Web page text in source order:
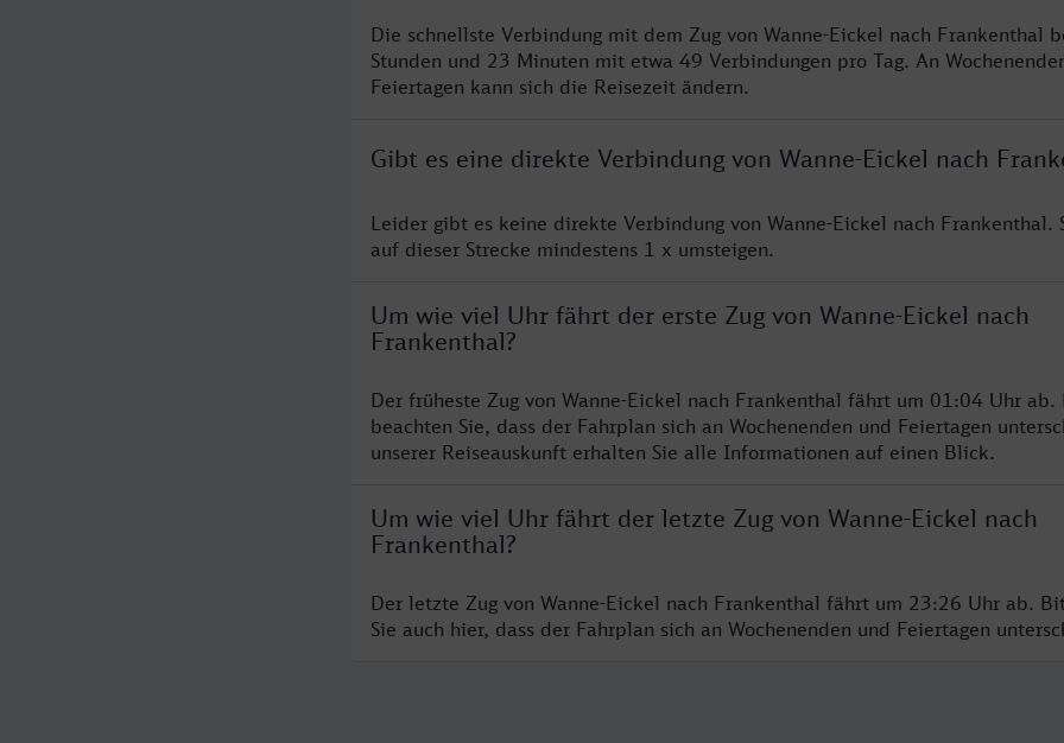
Die schnellste Verbindung mit dem Zug von Wanne-Eickel nach Frankenthal
Stunden und 23 Minuten mit etwa 49 Verbindungen pro Tag. An
Feiertagen kann sich die Reisezeit ändern.
Gibt es eine direkte Verbindung von Wanne-Eickel nach
Leider gibt es keine direkte Verbindung von Wanne-Eickel nach Frankenthal.
auf dieser Strecke mindestens 1 x umsteigen.
Um wie viel Uhr fährt der erste Zug von Wanne-Eickel nach
Frankenthal?
Der früheste Zug von Wanne-Eickel nach Frankenthal fährt um 01:04 Uhr ab.
beachten Sie, dass der Fahrplan sich an Wochenenden und Feiertagen
unserer Reiseauskunft erhalten Sie alle Informationen auf einen Blick.
Um wie viel Uhr fährt der letzte Zug von Wanne-Eickel nach
Frankenthal?
Der letzte Zug von Wanne-Eickel nach Frankenthal fährt um 23:26 Uhr ab.
Sie auch hier, dass der Fahrplan sich an Wochenenden und Feiertagen